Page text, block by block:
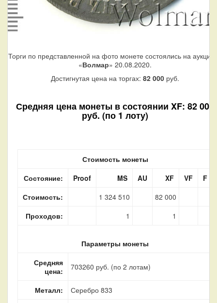
Торги по представленной на фото монете состоялись на
«Волмар» 20.08.2020.
Достигнутая цена на торгах: 82 000 руб.
Средняя цена монеты в состоянии XF: 82 000
руб. (по 1 лоту)
Стоимость монеты
Состояние:
Proof MS AU XF VF
F
Стоимость:
1 324 510
82 000
Проходов:
1 1
Параметры монеты
Средняя
цена:
703260 руб. (по 2 лотам)
Металл:
Серебро 833